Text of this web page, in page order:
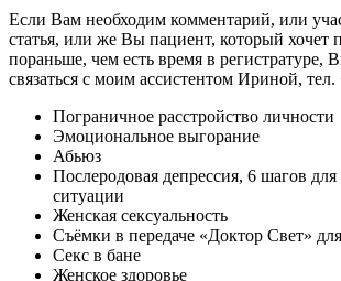
Если Вам необходим комментарий, или
статья, или же Вы пациент, который хочет
пораньше, чем есть время в регистратуре,
связаться с моим ассистентом Ириной,
Пограничное расстройство личности
Эмоциональное выгорание
Абьюз
Послеродовая депрессия, 6 шагов
ситуации
Женская сексуальность
Съёмки в передаче «Доктор Свет»
Секс в бане
Женское здоровье